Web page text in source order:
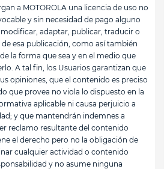
a MOTOROLA una licencia de uso no
y sin necesidad de pago alguno
adaptar, publicar, traducir o
esa publicación, como así también
la forma que sea y en el medio que
A tal fin, los Usuarios garantizan que
opiniones, que el contenido es preciso
que provea no viola lo dispuesto en la
aplicable ni causa perjuicio a
y que mantendrán indemnes a
reclamo resultante del contenido
el derecho pero no la obligación de
cualquier actividad o contenido
y no asume ninguna